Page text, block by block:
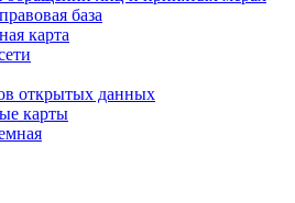
база
карта
открытых данных
карты